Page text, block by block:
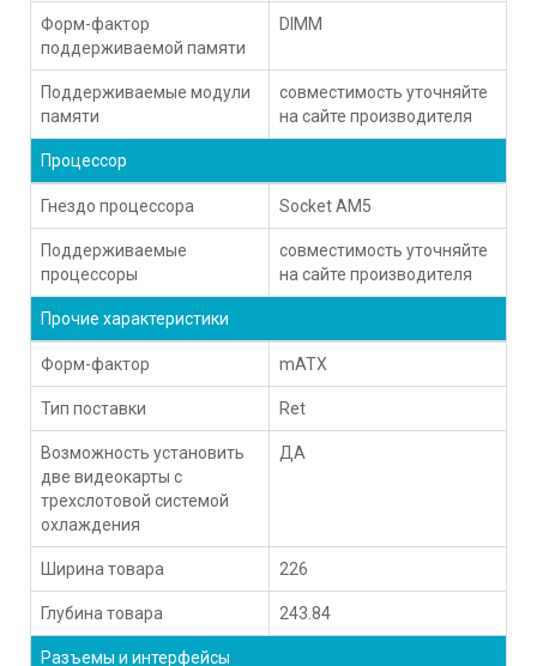
Форм-фактор
поддерживаемой памяти
DIMM
Поддерживаемые модули
памяти
совместимость уточняйте
на сайте производителя
Процессор
Гнездо процессора Socket AM5
Поддерживаемые
процессоры
совместимость уточняйте
на сайте производителя
Прочие характеристики
Форм-фактор mATX
Тип поставки Ret
Возможность установить
две видеокарты с
трехслотовой системой
охлаждения
ДА
Ширина товара 226
Глубина товара 243.84
Разъемы и интерфейсы